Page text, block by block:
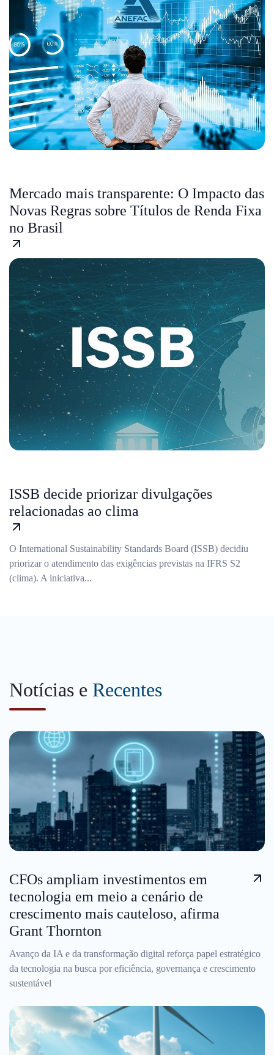
Mercado mais transparente: O Impacto das
Novas Regras sobre Títulos de Renda Fixa
no Brasil
ISSB decide priorizar divulgações
relacionadas ao clima
O International Sustainability Standards Board (ISSB) decidiu
priorizar o atendimento das exigências previstas na IFRS S2
(clima). A iniciativa...
Notícias e Recentes
CFOs ampliam investimentos em
tecnologia em meio a cenário de
crescimento mais cauteloso, afirma
Grant Thornton
Avanço da IA e da transformação digital reforça papel estratégico
da tecnologia na busca por eficiência, governança e crescimento
sustentável